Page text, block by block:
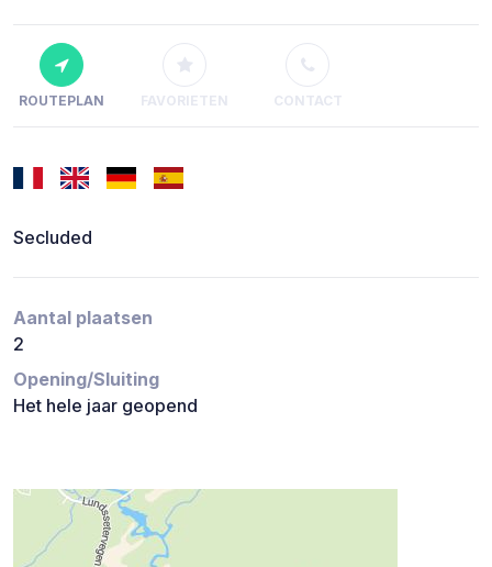
ROUTEPLAN FAVORIETEN CONTACT
Secluded
Aantal plaatsen
2
Opening/Sluiting
Het hele jaar geopend